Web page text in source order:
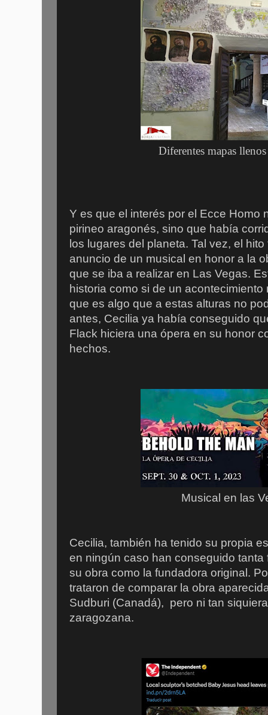
Diferentes mapas
Y es que el interés por el Ecce Homo
pirineo aragonés, sino que había
los lugares del planeta. Tal vez, el
anuncio de un musical en honor a la
que se iba a realizar en Las Vegas.
historia como si de un
que es algo que a estas alturas no
antes, Cecilia ya había conseguido
Flack hiciera una ópera en su honor
hechos.
Musical en las
Cecilia, también ha tenido su propia
en ningún caso han conseguido
su obra como la fundadora original.
trataron de comparar la obra
Sudburi (Canadá), pero ni tan
zaragozana.